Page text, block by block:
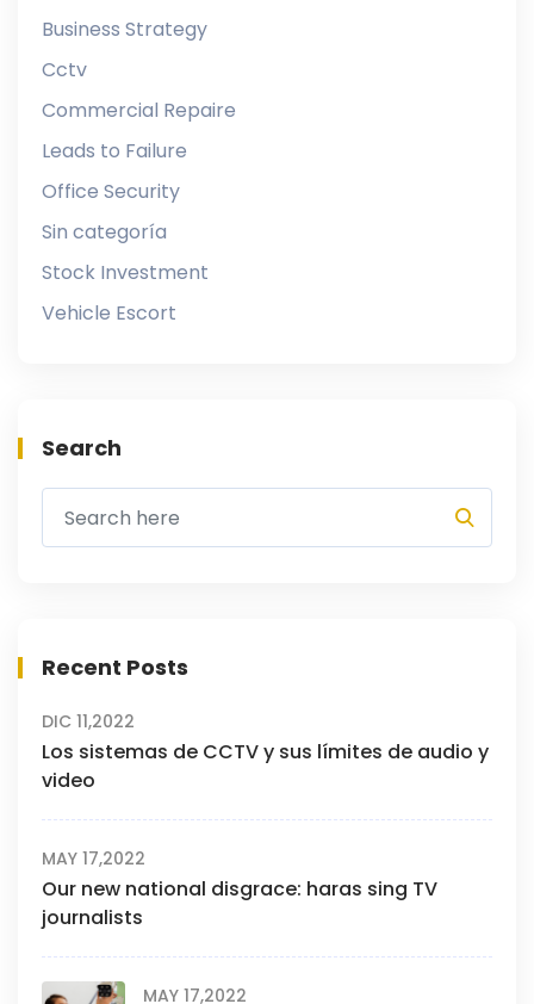
Business Strategy
Cctv
Commercial Repaire
Leads to Failure
Office Security
Sin categoría
Stock Investment
Vehicle Escort
Search
Recent Posts
DIC 11,2022
Los sistemas de CCTV y sus límites de audio y
video
MAY 17,2022
Our new national disgrace: haras sing TV
journalists
MAY 17,2022